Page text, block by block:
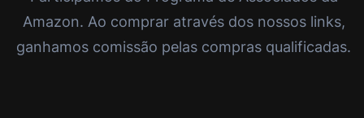
Amazon. Ao comprar através dos nossos links,
ganhamos comissão pelas compras qualificadas.